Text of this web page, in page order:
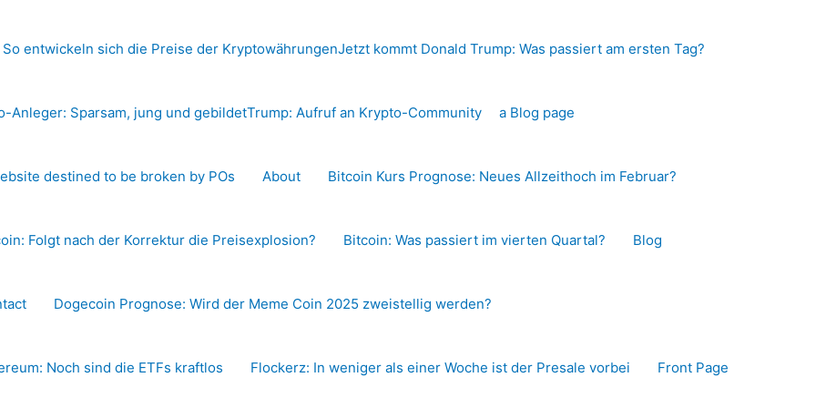
So entwickeln sich die Preise der KryptowährungenJetzt kommt Donald Trump: Was passiert am ersten Tag?
Anleger: Sparsam, jung und gebildetTrump: Aufruf an Krypto-Community a Blog page
destined to be broken by POs About Bitcoin Kurs Prognose: Neues Allzeithoch im Februar?
Folgt nach der Korrektur die Preisexplosion? Bitcoin: Was passiert im vierten Quartal? Blog
Dogecoin Prognose: Wird der Meme Coin 2025 zweistellig werden?
Noch sind die ETFs kraftlos Flockerz: In weniger als einer Woche ist der Presale vorbei Front Page